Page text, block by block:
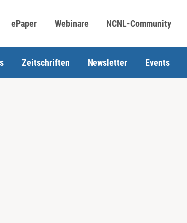
ePaper Webinare NCNL-Community
Zeitschriften Newsletter Events